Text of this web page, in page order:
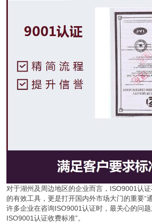
对于湖州及周边地区的企业而言，ISO9001认
的有效工具，更是打开国内外市场大门的重要“通
许多企业在咨询ISO9001认证时，最关心的问题
ISO9001认证收费标准”。